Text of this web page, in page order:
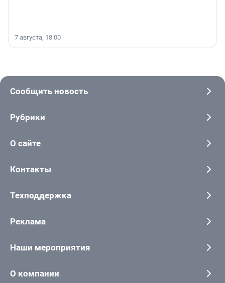
7 августа, 18:00
Сообщить новость
Рубрики
О сайте
Контакты
Техподдержка
Реклама
Наши мероприятия
О компании